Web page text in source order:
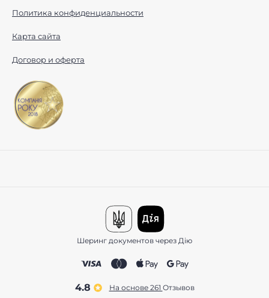
Политика конфиденциальности
Карта сайта
Договор и оферта
Шеринг документов через Дію
4.8 На основе 261 отзывов